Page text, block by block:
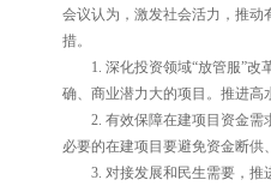
会议认为，激发社会活力，推动
措。
1. 深化投资领域“放管服”
确、商业潜力大的项目。推进高
2. 有效保障在建项目资金
必要的在建项目要避免资金断供
3. 对接发展和民生需要，